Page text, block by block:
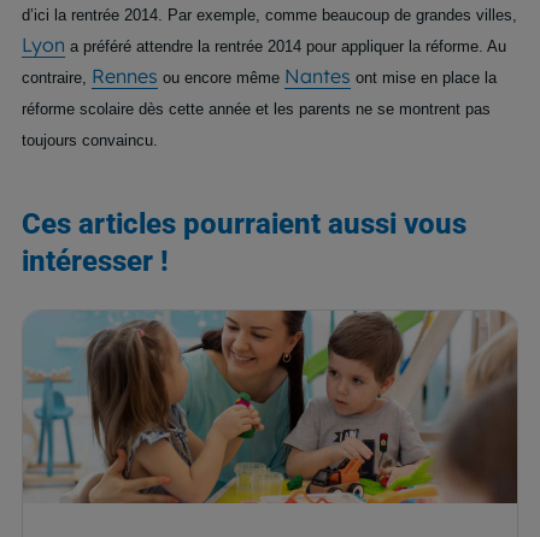
d’ici la rentrée 2014. Par exemple, comme beaucoup de grandes villes,
Lyon a préféré attendre la rentrée 2014 pour appliquer la réforme. Au
contraire, Rennes ou encore même Nantes ont mise en place la
réforme scolaire dès cette année et les parents ne se montrent pas
toujours convaincu.
Ces articles pourraient aussi vous
intéresser !